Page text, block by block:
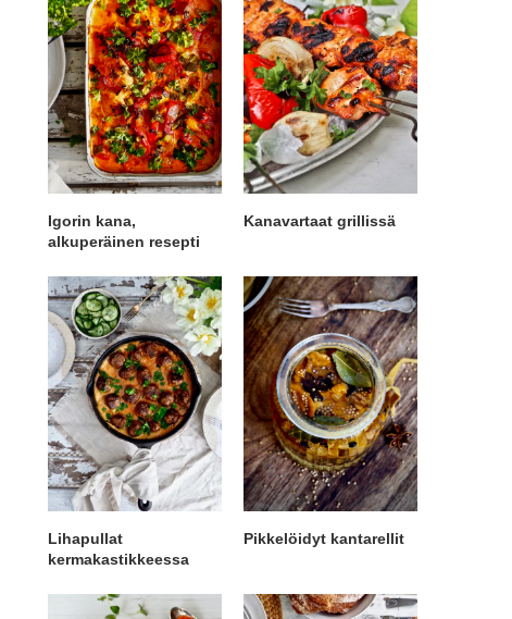
Igorin kana,
alkuperäinen resepti
Kanavartaat grillissä
Lihapullat
kermakastikkeessa
Pikkelöidyt kantarellit